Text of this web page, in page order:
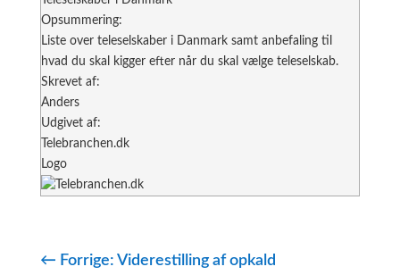
Opsummering:
Liste over teleselskaber i Danmark samt anbefaling til
hvad du skal kigger efter når du skal vælge teleselskab.
Skrevet af:
Anders
Udgivet af:
Telebranchen.dk
Logo
← Forrige: Viderestilling af opkald